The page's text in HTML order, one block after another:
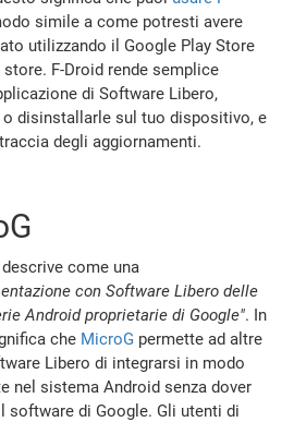
simile a come potresti avere
utilizzando il Google Play Store
F-Droid rende semplice
di Software Libero,
disinstallarle sul tuo dispositivo, e
degli aggiornamenti.
come una
con Software Libero delle
Android proprietarie di Google". In
che MicroG permette ad altre
Libero di integrarsi in modo
nel sistema Android senza dover
software di Google. Gli utenti di